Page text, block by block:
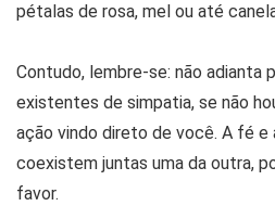
pétalas de rosa, mel ou até
Contudo, lembre-se: não adianta
existentes de simpatia, se não
ação vindo direto de você. A fé
coexistem juntas uma da outra,
favor.